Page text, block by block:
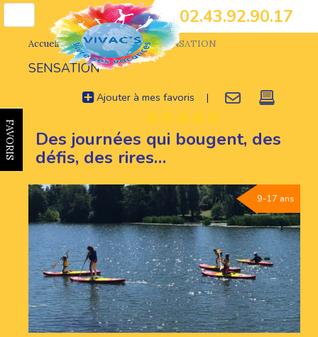
02.43.92.90.17
navigation
FAVORIS
Accueil Séjours nature SENSATION
SENSATION
Ajouter à mes favoris |
Des journées qui bougent, des
défis, des rires…
9-17 ans